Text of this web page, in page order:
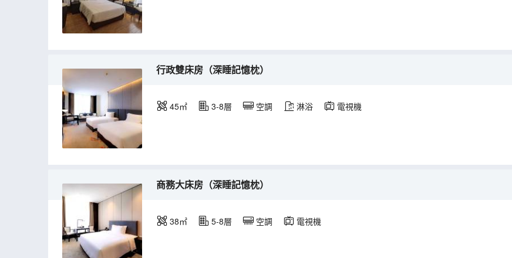
行政雙床房（深睡記憶枕）
45㎡ 3-8層 空調 淋浴 電視機
商務大床房（深睡記憶枕）
38㎡ 5-8層 空調 電視機